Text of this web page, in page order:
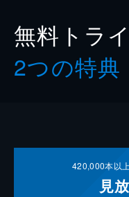
無料トラ
2つの特典
420,000本以
見